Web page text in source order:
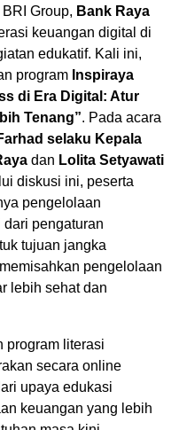
Group, Bank Raya
keuangan digital di
edukatif. Kali ini,
program Inspiraya
di Era Digital: Atur
Tenang”. Pada acara
selaku Kepala
dan Lolita Setyawati
diskusi ini, peserta
pengelolaan
pengaturan
tujuan jangka
pengelolaan
lebih sehat dan
program literasi
secara online
upaya edukasi
keuangan yang lebih